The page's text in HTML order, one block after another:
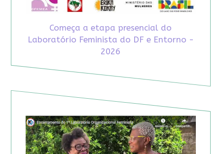
Começa a etapa presencial do
Laboratório Feminista do DF e Entorno -
2026